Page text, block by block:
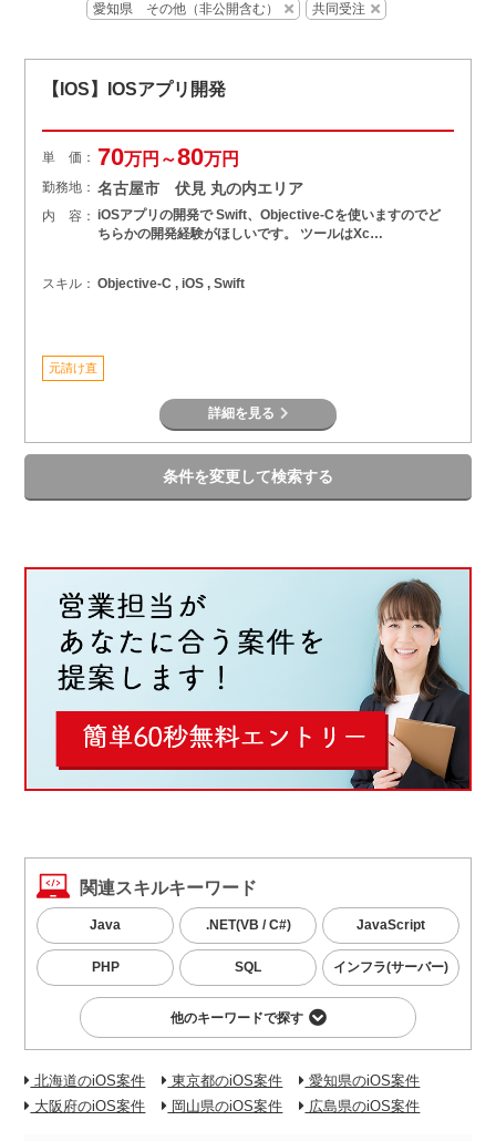
愛知県 その他（非公開含む）
共同受注
【IOS】IOSアプリ開発
単 価： 70万円～80万円
勤務地： 名古屋市 伏見 丸の内エリア
内 容： iOSアプリの開発で Swift、Objective-Cを使いますのでど
ちらかの開発経験がほしいです。 ツールはXc…
スキル： Objective-C , iOS , Swift
元請け直
詳細を見る
条件を変更して検索する
関連スキルキーワード
Java .NET(VB / C#) JavaScript
PHP SQL インフラ(サーバー)
他のキーワードで探す
北海道のiOS案件 東京都のiOS案件
愛知県のiOS案件
大阪府のiOS案件
岡山県のiOS案件 広島県のiOS案件